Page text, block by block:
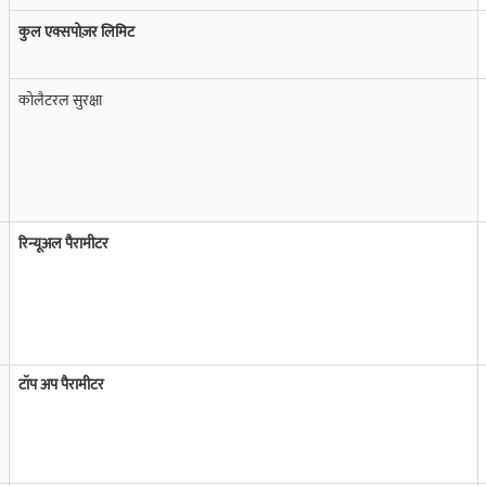
जिसमें ज़रूरत पड़ने पर इसे फिज़िकल गोल्ड में बदलने की सुविधा होती है.
अंतिम खरीद लागत बढ़ जाती है.
का 8-14% शुल्क लेते हैं.
जाती है. जटिल विवरण के कारण हैंडमेड ज्वेलरी पर आमतौर पर अधिक मेकिंग शुल्क होता
कुल एक्सपोज़र लिमिट
कोलैटरल सुरक्षा
रिन्यूअल पैरामीटर
टॉप अप पैरामीटर